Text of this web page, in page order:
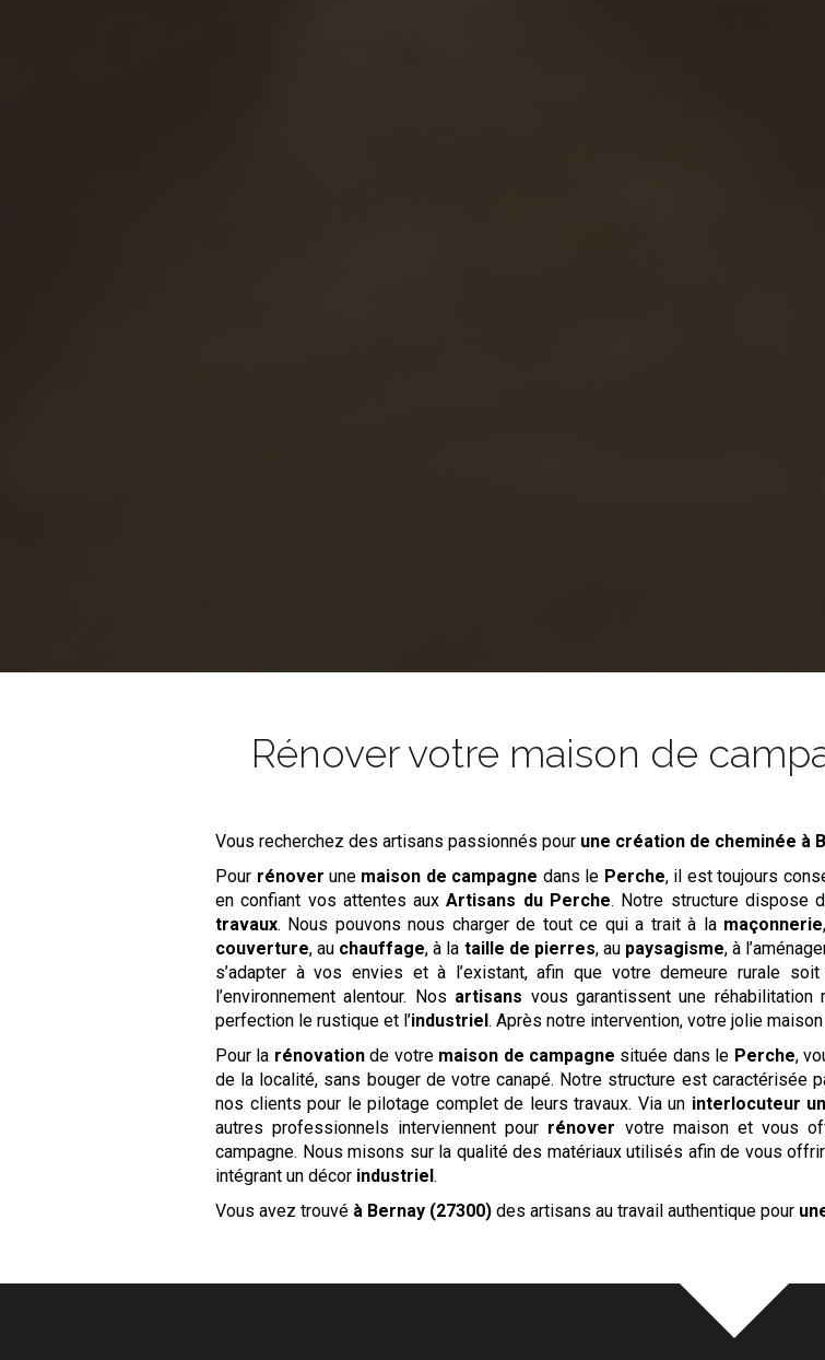
Rénover votre maison de
Vous recherchez des artisans passionnés pour une création de cheminée à
Pour rénover une maison de campagne dans le Perche, il est toujours
en confiant vos attentes auxArtisans du Perche. Notre structure dispose
travaux. Nous pouvons nous charger de tout ce qui a trait à la maçonnerie
couverture, au chauffage, à la taille de pierres, au paysagisme, à
s’adapter à vos envies et à l’existant, afin que votre demeure rurale
l’environnement alentour. Nos artisans vous garantissent une
perfection le rustique et l’industriel. Après notre intervention, votre jolie
Pour la rénovationde votre maison de campagne située dans le Perche,
de la localité, sans bouger de votre canapé. Notre structure est caractérisée
nos clients pour le pilotage complet de leurs travaux. Via un interlocuteur
autres professionnels interviennent pour rénover votre maison et vous
campagne. Nous misons sur la qualité des matériaux utilisés afin de vous
intégrant un décor industriel.
Vous avez trouvé à Bernay (27300) des artisans au travail authentique pour